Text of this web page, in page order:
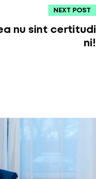
NEXT POST
nu sint certitudi
ni!